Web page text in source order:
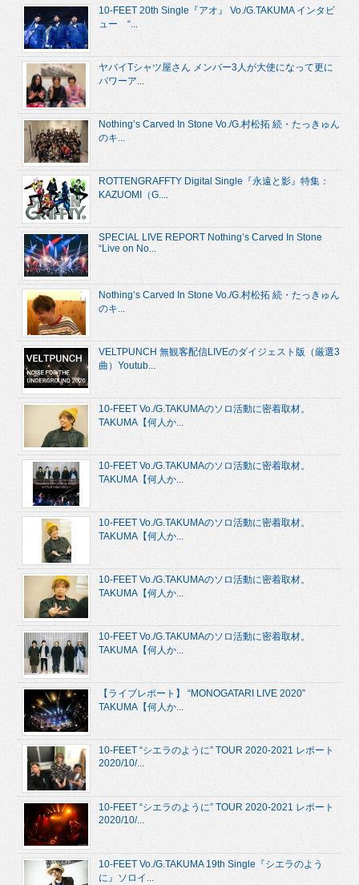
10-FEET 20th Single『アオ』 Vo./G.TAKUMA インタビ
ュー “...
ヤバイTシャツ屋さん メンバー3人が大使になって更に
パワーア...
Nothing’s Carved In Stone Vo./G.村松拓 続・たっきゅん
のキ...
ROTTENGRAFFTY Digital Single『永遠と影』特集：
KAZUOMI（G....
SPECIAL LIVE REPORT Nothing’s Carved In Stone
“Live on No...
Nothing’s Carved In Stone Vo./G.村松拓 続・たっきゅん
のキ...
VELTPUNCH 無観客配信LIVEのダイジェスト版（厳選3
曲）Youtub...
10-FEET Vo./G.TAKUMAのソロ活動に密着取材。
TAKUMA【何人か...
10-FEET Vo./G.TAKUMAのソロ活動に密着取材。
TAKUMA【何人か...
10-FEET Vo./G.TAKUMAのソロ活動に密着取材。
TAKUMA【何人か...
10-FEET Vo./G.TAKUMAのソロ活動に密着取材。
TAKUMA【何人か...
10-FEET Vo./G.TAKUMAのソロ活動に密着取材。
TAKUMA【何人か...
【ライブレポート】 “MONOGATARI LIVE 2020”
TAKUMA【何人か...
10-FEET “シエラのように” TOUR 2020-2021 レポート
2020/10/...
10-FEET “シエラのように” TOUR 2020-2021 レポート
2020/10/...
10-FEET Vo./G.TAKUMA 19th Single『シエラのよう
に』ソロイ...